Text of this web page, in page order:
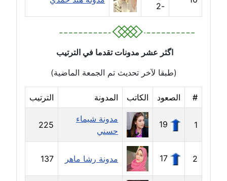
مدونة إيناس عراقي
عاملة
عاملة
مدونة آية الدرديري
عاملة
مدونة آيه الغمري
عاملة
مدونة آية عبد العزيز
-2
اگثر عشر مدونات تقدما في الترتيب
(طبقا لآخر تحديث تم الجمعة الماضية)
# الصعود الكاتب المدونة الترتيب
1
19
مدونة شيماء
حسني
225
2
17 مدونة رشا ماهر 137